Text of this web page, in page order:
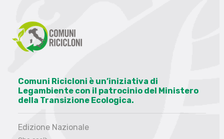
Comuni Ricicloni è un’iniziativa di
Legambiente con il patrocinio del Ministero
della Transizione Ecologica.
Edizione Nazionale